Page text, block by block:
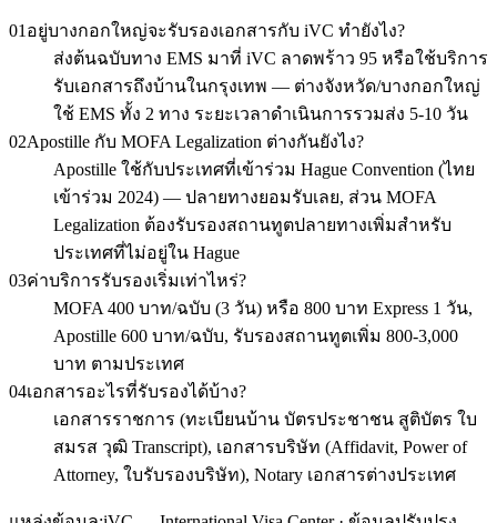
01 อยู่บางกอกใหญ่จะรับรองเอกสารกับ iVC ทำยังไง?
ส่งต้นฉบับทาง EMS มาที่ iVC ลาดพร้าว 95 หรือใช้บริการ
รับเอกสารถึงบ้านในกรุงเทพ — ต่างจังหวัด/บางกอกใหญ่
ใช้ EMS ทั้ง 2 ทาง ระยะเวลาดำเนินการรวมส่ง 5-10 วัน
02Apostille กับ MOFA Legalization ต่างกันยังไง?
Apostille ใช้กับประเทศที่เข้าร่วม Hague Convention (ไทย
เข้าร่วม 2024) — ปลายทางยอมรับเลย, ส่วน MOFA
Legalization ต้องรับรองสถานทูตปลายทางเพิ่มสำหรับ
ประเทศที่ไม่อยู่ใน Hague
03ค่าบริการรับรองเริ่มเท่าไหร่?
MOFA 400 บาท/ฉบับ (3 วัน) หรือ 800 บาท Express 1 วัน,
Apostille 600 บาท/ฉบับ, รับรองสถานทูตเพิ่ม 800-3,000
บาท ตามประเทศ
04เอกสารอะไรที่รับรองได้บ้าง?
เอกสารราชการ (ทะเบียนบ้าน บัตรประชาชน สูติบัตร ใบ
สมรส วุฒิ Transcript), เอกสารบริษัท (Affidavit, Power of
Attorney, ใบรับรองบริษัท), Notary เอกสารต่างประเทศ